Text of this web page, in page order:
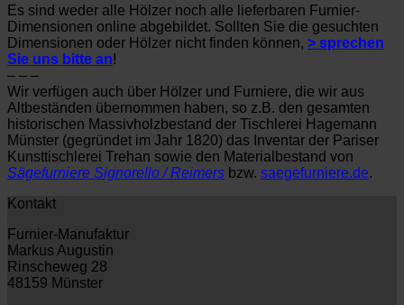
Es sind weder alle Hölzer noch alle lieferbaren Furnier-
Dimensionen online abgebildet. Sollten Sie die gesuchten
Dimensionen oder Hölzer nicht finden können, > sprechen
Sie uns bitte an!
– – –
Wir verfügen auch über Hölzer und Furniere, die wir aus
Altbeständen übernommen haben, so z.B. den gesamten
historischen Massivholzbestand der Tischlerei Hagemann
Münster (gegründet im Jahr 1820) das Inventar der Pariser
Kunsttischlerei Trehan sowie den Materialbestand von
Sägefurniere Signorello / Reimers bzw. saegefurniere.de.
Kontakt
Furnier-Manufaktur
Markus Augustin
Rinscheweg 28
48159 Münster